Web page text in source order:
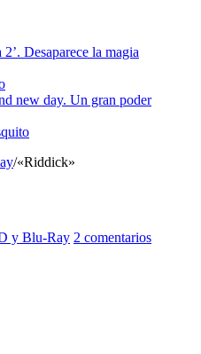
Desaparece la magia
new day. Un gran poder
/«Riddick»
y Blu-Ray 2 comentarios